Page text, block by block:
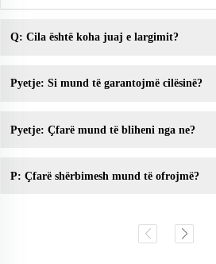
Q: Cila është koha juaj e largimit?
Pyetje: Si mund të garantojmë cilësinë?
Pyetje: Çfarë mund të bliheni nga ne?
P: Çfarë shërbimesh mund të ofrojmë?